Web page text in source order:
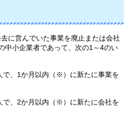
に営んでいた事業を廃止または会社
中小企業者であって、次の1～4のい
で、1か月以内（※）に新たに事業を
で、2か月以内（※）に新たに会社を